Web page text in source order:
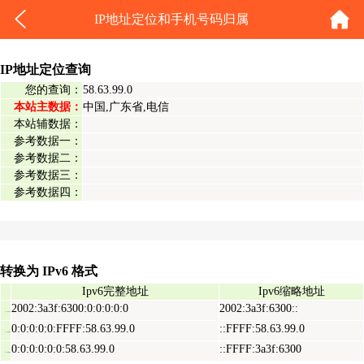
IP地址定位和手机号码归属
IP地址定位查询
您的查询： 58.63.99.0
本站主数据： 中国,广东省,电信
本站辅数据：
参考数据一：
参考数据二：
参考数据三：
参考数据四：
转换为 IPv6 格式
Ipv6完整地址 Ipv6缩略地址
2002:3a3f:6300:0:0:0:0:0 2002:3a3f:6300::
0:0:0:0:0:FFFF:58.63.99.0 ::FFFF:58.63.99.0
0:0:0:0:0:0:58.63.99.0 ::FFFF:3a3f:6300